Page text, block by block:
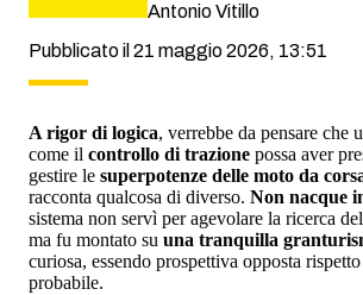
Antonio Vitillo
Pubblicato il 21 maggio 2026, 13:51
A rigor di logica, verrebbe da pensare che
come il controllo di trazione possa aver
gestire le superpotenze delle moto da
racconta qualcosa di diverso. Non nacque
sistema non servì per agevolare la ricerca
ma fu montato su una tranquilla
curiosa, essendo prospettiva opposta
probabile.